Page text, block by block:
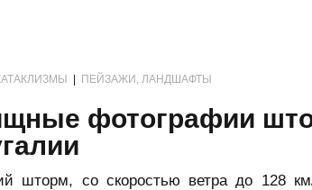
ПЕЙЗАЖИ, ЛАНДШАФТЫ
фотографии
шторм, со скоростью ветра до 128